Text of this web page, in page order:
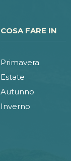
COSA FARE IN
Primavera
Estate
Autunno
Inverno